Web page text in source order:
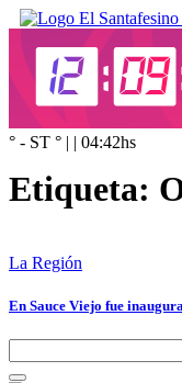
° - ST ° | | 04:42hs
Etiqueta:
La Región
En Sauce Viejo fue